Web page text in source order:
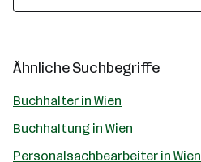
Ähnliche Suchbegriffe
Buchhalter in Wien
Buchhaltung in Wien
Personalsachbearbeiter in Wien